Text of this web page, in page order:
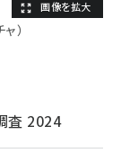
）
査 2024